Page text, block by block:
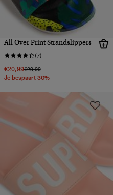
All Over Print Strandslippers
(7)
€20,99Prijs verlaagd van
€29,99naar
Je bespaart 30%